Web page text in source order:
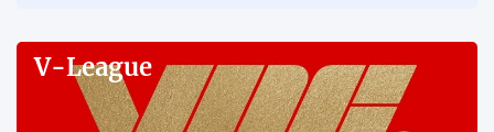
12:20 30/07/2026